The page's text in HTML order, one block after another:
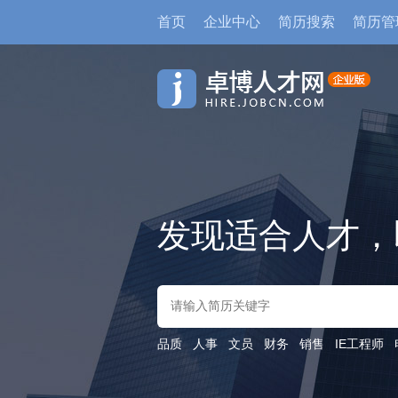
首页 企业中心 简历搜索 简历管
发现适合人才
品质 人事 文员 财务 销售 IE工程师